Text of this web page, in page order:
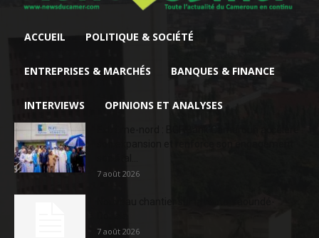
ACCUEIL POLITIQUE & SOCIÉTÉ
ENTREPRISES & MARCHÉS BANQUES & FINANCE
INTERVIEWS OPINIONS ET ANALYSES
7 août 2026
7 août 2026